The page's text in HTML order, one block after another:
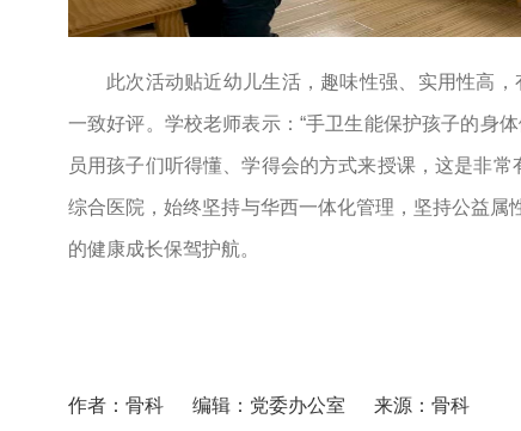
此次活动贴近幼儿生活，趣味性强、实用性高
一致好评。学校老师表示：“手卫生能保护孩子的身
员用孩子们听得懂、学得会的方式来授课，这是非
综合医院，始终坚持与华西一体化管理，坚持公益属
的健康成长保驾护航。
作者：骨科 编辑：党委办公室 来源：骨科